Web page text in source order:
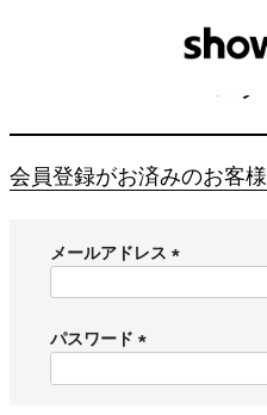
会員登録がお済みのお客様
メールアドレス
)
パスワード